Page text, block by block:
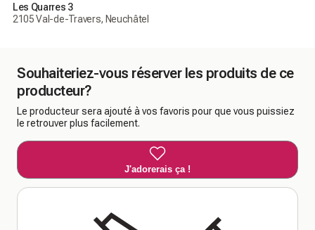
Les Quarres 3
2105 Val-de-Travers, Neuchâtel
Souhaiteriez-vous réserver les produits de ce
producteur?
Le producteur sera ajouté à vos favoris pour que vous puissiez
le retrouver plus facilement.
J'adorerais ça !